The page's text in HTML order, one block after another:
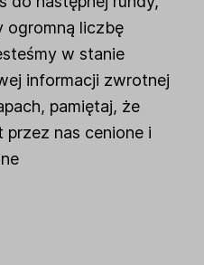
ogromną liczbę
w stanie
informacji zwrotnej
pamiętaj, że
przez nas cenione i